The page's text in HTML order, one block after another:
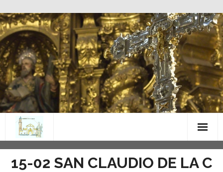
Saltar
al
contenido
15-02 SAN CLAUDIO DE LA C